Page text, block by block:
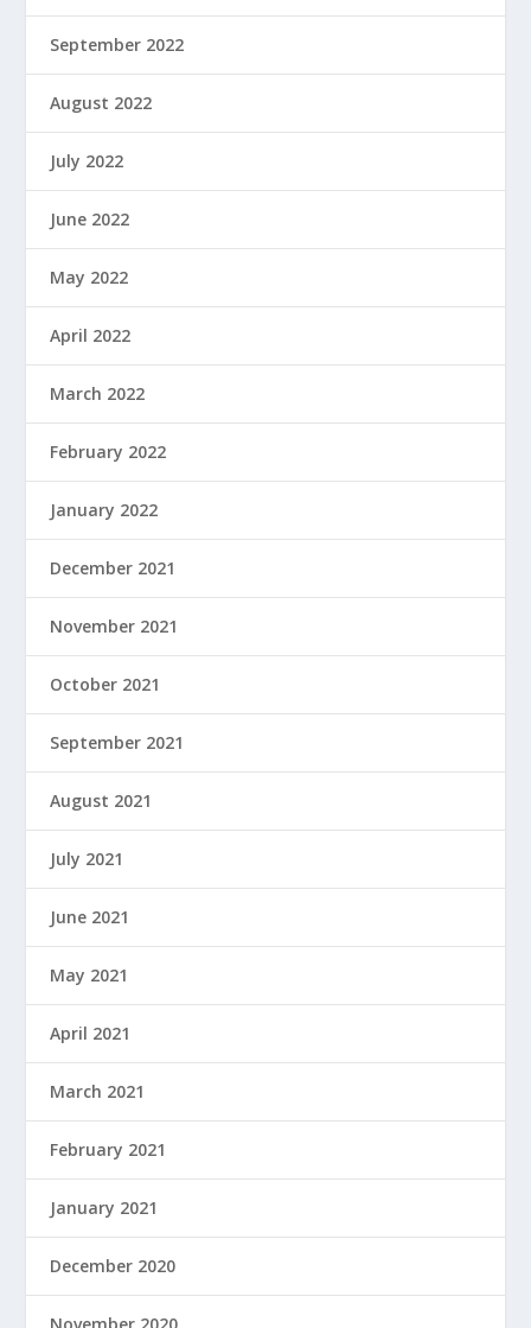
September 2022
August 2022
July 2022
June 2022
May 2022
April 2022
March 2022
February 2022
January 2022
December 2021
November 2021
October 2021
September 2021
August 2021
July 2021
June 2021
May 2021
April 2021
March 2021
February 2021
January 2021
December 2020
November 2020